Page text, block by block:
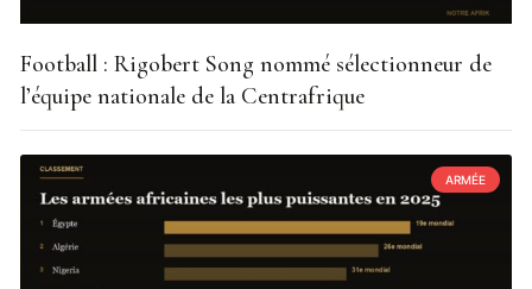
Football : Rigobert Song nommé sélectionneur de
l’équipe nationale de la Centrafrique
ARMÉE